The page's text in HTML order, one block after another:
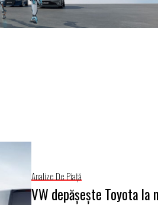
Analize De Piață
VW depășește Toyota la